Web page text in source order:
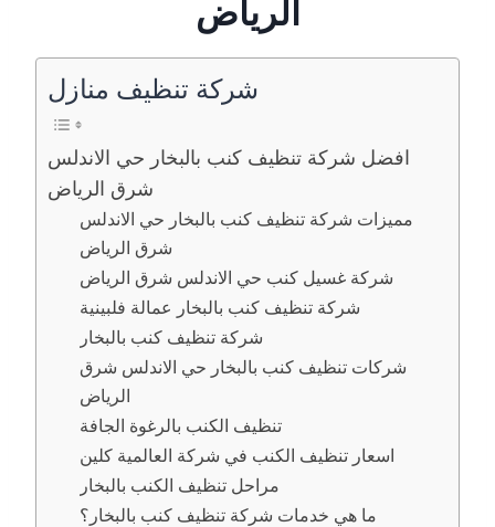
الرياض
شركة تنظيف منازل
افضل شركة تنظيف كنب بالبخار حي الاندلس
شرق الرياض
مميزات شركة تنظيف كنب بالبخار حي الاندلس
شرق الرياض
شركة غسيل كنب حي الاندلس شرق الرياض
شركة تنظيف كنب بالبخار عمالة فلبينية
شركة تنظيف كنب بالبخار
شركات تنظيف كنب بالبخار حي الاندلس شرق
الرياض
تنظيف الكنب بالرغوة الجافة
اسعار تنظيف الكنب في شركة العالمية كلين
مراحل تنظيف الكنب بالبخار
ما هي خدمات شركة تنظيف كنب بالبخار؟